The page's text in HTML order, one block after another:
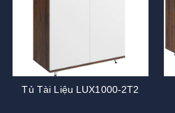
Tủ Tài Liệu LUX1000-2T2